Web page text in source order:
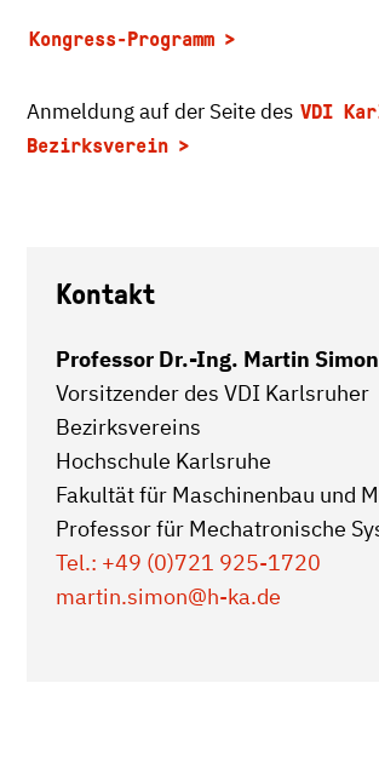
Kongress-Programm
Anmeldung auf der Seite des VDI
Bezirksverein
Kontakt
Professor Dr.-Ing. Martin Simon
Vorsitzender des VDI Karlsruher
Bezirksvereins
Hochschule Karlsruhe
Fakultät für Maschinenbau und
Professor für Mechatronische
Tel.: +49 (0)721 925-1720
martin.simon@h-ka.de